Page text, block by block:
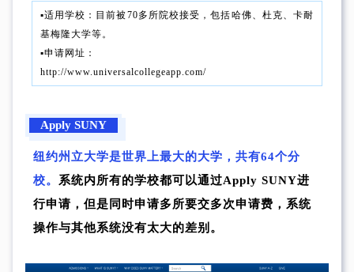
▪︎适用学校：目前被70多所院校接受，包括哈佛、杜克、卡耐
基梅隆大学等。
▪︎申请网址：
http://www.universalcollegeapp.com/
Apply SUNY
纽约州立大学是世界上最大的大学，共有64个分
校。 系统内所有的学校都可以通过Apply SUNY进
行申请，但是同时申请多所要交多次申请费，系统
操作与其他系统没有太大的差别。